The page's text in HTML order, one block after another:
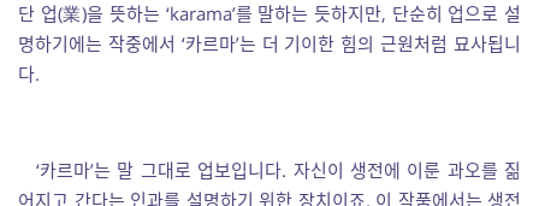
단 업(業)을 뜻하는 ‘karama’를 말하는 듯하지만, 단순히 업으로 설
명하기에는 작중에서 ‘카르마’는 더 기이한 힘의 근원처럼 묘사됩니
다.
‘카르마’는 말 그대로 업보입니다. 자신이 생전에 이룬 과오를 짊
어지고 간다는 인과를 설명하기 위한 장치이죠. 이 작품에서는 생전